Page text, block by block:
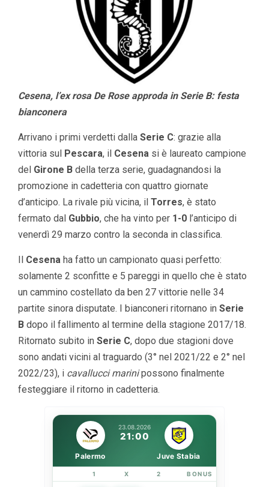
Cesena, l’ex rosa De Rose approda in Serie B: festa
bianconera
Arrivano i primi verdetti dalla Serie C: grazie alla
vittoria sul Pescara, il Cesena si è laureato campione
del Girone B della terza serie, guadagnandosi la
promozione in cadetteria con quattro giornate
d’anticipo. La rivale più vicina, il Torres, è stato
fermato dal Gubbio, che ha vinto per 1-0 l’anticipo di
venerdì 29 marzo contro la seconda in classifica.
Il Cesena ha fatto un campionato quasi perfetto:
solamente 2 sconfitte e 5 pareggi in quello che è stato
un cammino costellato da ben 27 vittorie nelle 34
partite sinora disputate. I bianconeri ritornano in Serie
B dopo il fallimento al termine della stagione 2017/18.
Ritornato subito in Serie C, dopo due stagioni dove
sono andati vicini al traguardo (3° nel 2021/22 e 2° nel
2022/23), i cavallucci marinipossono finalmente
festeggiare il ritorno in cadetteria.
23.08.2026
21:00
Palermo Juve Stabia
1 X 2 BONUS